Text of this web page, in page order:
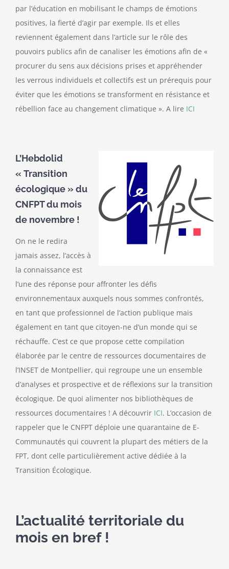
par l’éducation en mobilisant le champs de émotions
positives, la fierté d’agir par exemple. Ils et elles
reviennent également dans l’article sur le rôle des
pouvoirs publics afin de canaliser les émotions afin de «
procurer du sens aux décisions prises et appréhender
les verrous individuels et collectifs est un prérequis pour
éviter que les émotions se transforment en résistance et
rébellion face au changement climatique ». A lire ICI
L’Hebdolid
« Transition
écologique » du
CNFPT du mois
de novembre !
On ne le redira
jamais assez, l’accès à
la connaissance est
l’une des réponse pour affronter les défis
environnementaux auxquels nous sommes confrontés,
en tant que professionnel de l’action publique mais
également en tant que citoyen-ne d’un monde qui se
réchauffe. C’est ce que propose cette compilation
élaborée par le centre de ressources documentaires de
l’INSET de Montpellier, qui regroupe une un ensemble
d’analyses et prospective et de réflexions sur la transition
écologique. De quoi alimenter nos bibliothèques de
ressources documentaires ! A découvrir ICI. L’occasion de
rappeler que le CNFPT déploie une quarantaine de E-
Communautés qui couvrent la plupart des métiers de la
FPT, dont celle particulièrement active dédiée à la
Transition Écologique.
L’actualité territoriale du
mois en bref !